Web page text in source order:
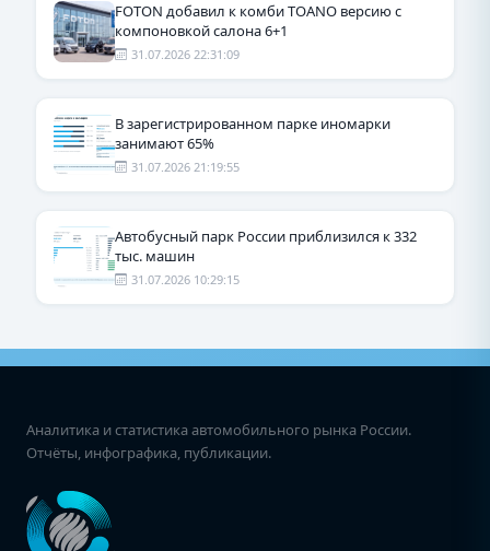
FOTON добавил к комби TOANO версию с
компоновкой салона 6+1
31.07.2026 22:31:09
В зарегистрированном парке иномарки
занимают 65%
31.07.2026 21:19:55
Автобусный парк России приблизился к 332
тыс. машин
31.07.2026 10:29:15
Аналитика и статистика автомобильного рынка России.
Отчёты, инфографика, публикации.